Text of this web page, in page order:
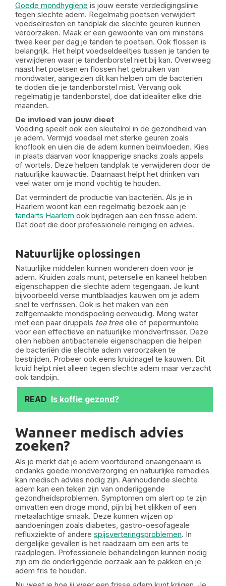
Goede mondhygiëne is jouw eerste verdedigingslinie
tegen slechte adem. Regelmatig poetsen verwijdert
voedselresten en tandplak die slechte geuren kunnen
veroorzaken. Maak er een gewoonte van om minstens
twee keer per dag je tanden te poetsen. Ook flossen is
belangrijk. Het helpt voedseldeeltjes tussen je tanden te
verwijderen waar je tandenborstel niet bij kan. Overweeg
naast het poetsen en flossen het gebruiken van
mondwater, aangezien dit kan helpen om de bacteriën
te doden die je tandenborstel mist. Vervang ook
regelmatig je tandenborstel, doe dat idealiter elke drie
maanden.
De invloed van jouw dieet
Voeding speelt ook een sleutelrol in de gezondheid van
je adem. Vermijd voedsel met sterke geuren zoals
knoflook en uien die de adem kunnen beïnvloeden. Kies
in plaats daarvan voor knapperige snacks zoals appels
of wortels. Deze helpen tandplak te verwijderen door de
natuurlijke kauwactie. Daarnaast helpt het drinken van
veel water om je mond vochtig te houden.
Dat vermindert de productie van bacteriën. Als je in
Haarlem woont kan een regelmatig bezoek aan je
tandarts Haarlem ook bijdragen aan een frisse adem.
Dat doet die door professionele reiniging en advies.
Natuurlijke oplossingen
Natuurlijke middelen kunnen wonderen doen voor je
adem. Kruiden zoals munt, peterselie en kaneel hebben
eigenschappen die slechte adem tegengaan. Je kunt
bijvoorbeeld verse muntblaadjes kauwen om je adem
snel te verfrissen. Ook is het maken van een
zelfgemaakte mondspoeling eenvoudig. Meng water
met een paar druppels tea treeolie of pepermuntolie
voor een effectieve en natuurlijke mondverfrisser. Deze
oliën hebben antibacteriële eigenschappen die helpen
de bacteriën die slechte adem veroorzaken te
bestrijden. Probeer ook eens kruidnagel te kauwen. Dit
kruid helpt niet alleen tegen slechte adem maar verzacht
ook tandpijn.
READ Is koffie gezond?
Wanneer medisch advies
zoeken?
Als je merkt dat je adem voortdurend onaangenaam is
ondanks goede mondverzorging en natuurlijke remedies
kan medisch advies nodig zijn. Aanhoudende slechte
adem kan een teken zijn van onderliggende
gezondheidsproblemen. Symptomen om alert op te zijn
omvatten een droge mond, pijn bij het slikken of een
metaalachtige smaak. Deze kunnen wijzen op
aandoeningen zoals diabetes, gastro-oesofageale
refluxziekte of andere spijsverteringsproblemen. In
dergelijke gevallen is het raadzaam om een arts te
raadplegen. Professionele behandelingen kunnen nodig
zijn om de onderliggende oorzaak aan te pakken en je
adem fris te houden.